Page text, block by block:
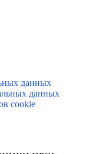
данных
данных
cookie